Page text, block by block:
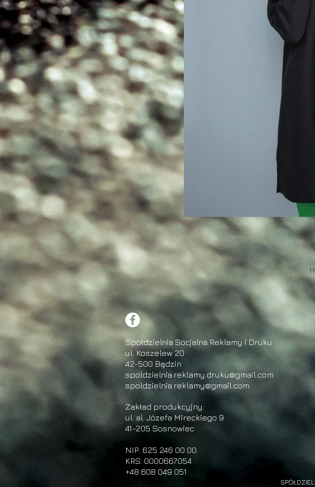
Spółdzielnia Socjalna Reklamy i Druku
ul. Koszelew 20
42-500 Będzin
spoldzielnia.reklamy.druku@gmail.com
spoldzielnia.reklamy@gmail.com
Zakład produkcyjny:
ul. al. Józefa Mireckiego 9
41-205 Sosnowiec
NIP: 625 246 00 00
KRS: 0000667054
+48 608 049 051